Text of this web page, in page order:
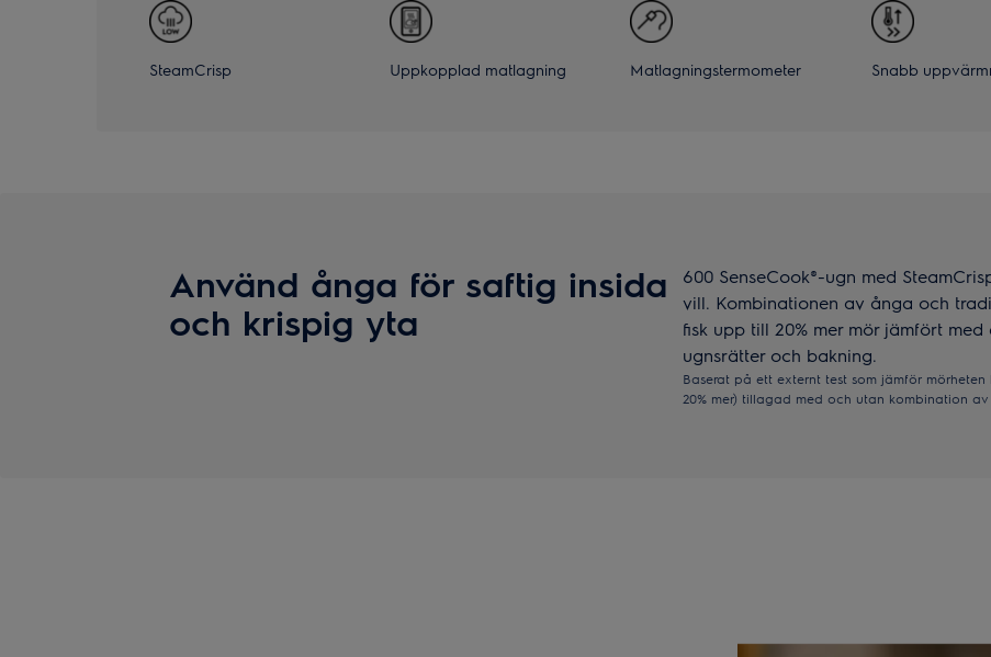
SteamCrisp Uppkopplad matlagning Matlagningstermometer Snabb
Använd ånga för saftig insida
och krispig yta
600 SenseCook®-ugn med
vill. Kombinationen av ånga och
fisk upp till 20% mer mör jämfört
ugnsrätter och bakning.
Baserat på ett externt test som jämför
20% mer) tillagad med och utan kombination